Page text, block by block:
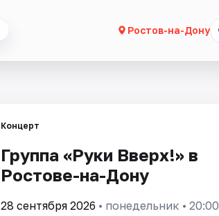
Ростов-на-Дону
Концерт
Группа «Руки Вверх!» в
Ростове-на-Дону
28 сентября 2026 • понедельник • 20:00